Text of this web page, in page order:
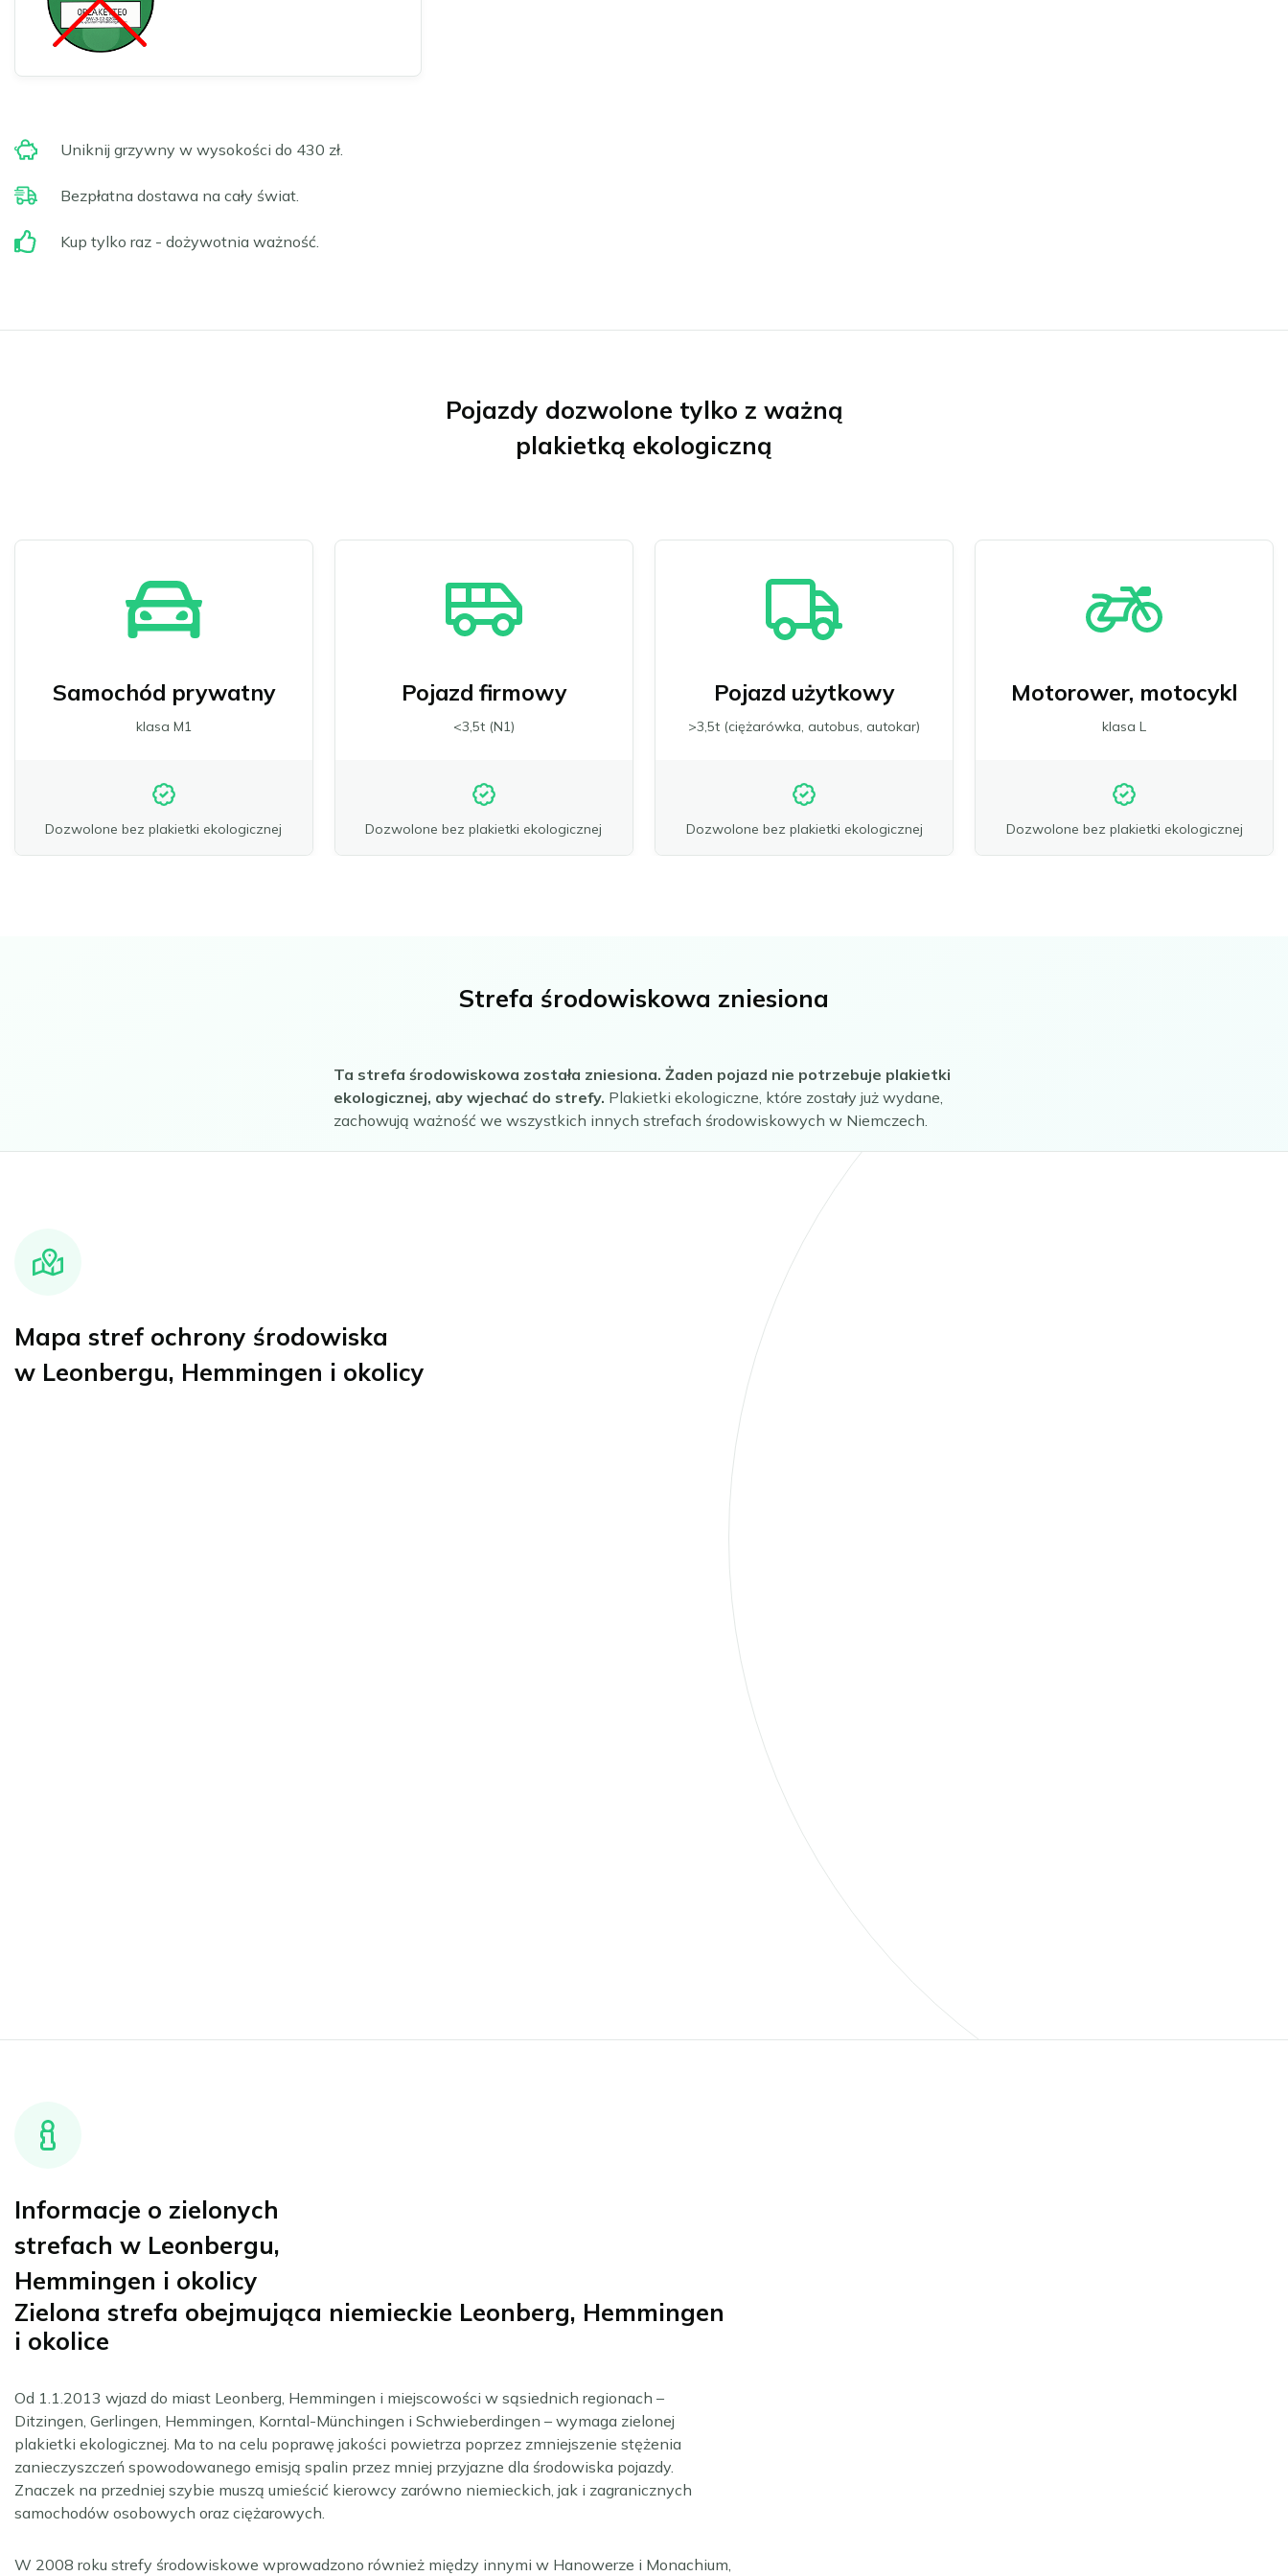
Uniknij grzywny w wysokości do 430 zł.
Bezpłatna dostawa na cały świat.
Kup tylko raz - dożywotnia ważność.
Pojazdy dozwolone tylko z ważną
plakietką ekologiczną
Samochód prywatny
klasa M1
Dozwolone bez plakietki ekologicznej
Pojazd firmowy
<3,5t (N1)
Dozwolone bez plakietki ekologicznej
Pojazd użytkowy
>3,5t (ciężarówka, autobus, autokar)
Dozwolone bez plakietki ekologicznej
Motorower, motocykl
klasa L
Dozwolone bez plakietki ekologicznej
Strefa środowiskowa zniesiona
Ta strefa środowiskowa została zniesiona. Żaden pojazd nie potrzebuje plakietki
ekologicznej, aby wjechać do strefy. Plakietki ekologiczne, które zostały już wydane,
zachowują ważność we wszystkich innych strefach środowiskowych w Niemczech.
Mapa stref ochrony środowiska
w Leonbergu, Hemmingen i okolicy
Informacje o zielonych
strefach w Leonbergu,
Hemmingen i okolicy
Zielona strefa obejmująca niemieckie Leonberg, Hemmingen
i okolice
Od 1.1.2013 wjazd do miast Leonberg, Hemmingen i miejscowości w sąsiednich regionach –
Ditzingen, Gerlingen, Hemmingen, Korntal-Münchingen i Schwieberdingen – wymaga zielonej
plakietki ekologicznej. Ma to na celu poprawę jakości powietrza poprzez zmniejszenie stężenia
zanieczyszczeń spowodowanego emisją spalin przez mniej przyjazne dla środowiska pojazdy.
Znaczek na przedniej szybie muszą umieścić kierowcy zarówno niemieckich, jak i zagranicznych
samochodów osobowych oraz ciężarowych.
W 2008 roku strefy środowiskowe wprowadzono również między innymi w Hanowerze i Monachium,